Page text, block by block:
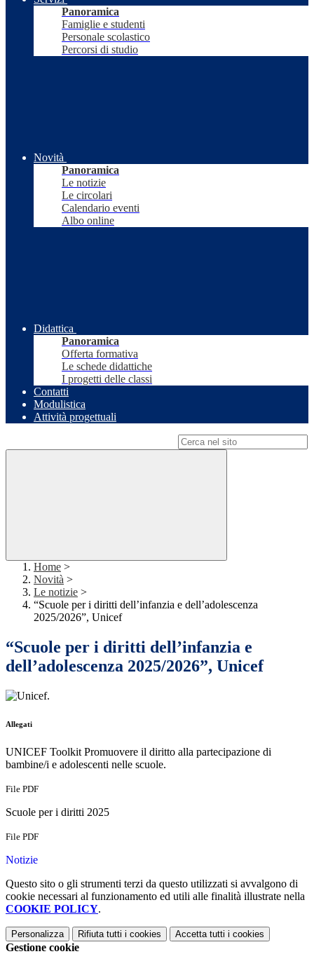
Panoramica
Famiglie e studenti
Personale scolastico
Percorsi di studio
Novità
Panoramica
Le notizie
Le circolari
Calendario eventi
Albo online
Didattica
Panoramica
Offerta formativa
Le schede didattiche
I progetti delle classi
Contatti
Modulistica
Attività progettuali
Home >
Novità >
Le notizie >
“Scuole per i diritti dell’infanzia e dell’adolescenza
2025/2026”, Unicef
“Scuole per i diritti dell’infanzia e
dell’adolescenza 2025/2026”, Unicef
.
Allegati
UNICEF Toolkit Promuovere il diritto alla partecipazione di
bambine/i e adolescenti nelle scuole.
File PDF
Scuole per i diritti 2025
File PDF
Notizie
Questo sito o gli strumenti terzi da questo utilizzati si avvalgono di
cookie necessari al funzionamento ed utili alle finalità illustrate nella
COOKIE POLICY.
Personalizza Rifiuta tutti i cookies Accetta tutti i cookies
Gestione cookie